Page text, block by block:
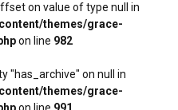
on value of type null in
themes/grace-
on line 982
"has_archive" on null in
themes/grace-